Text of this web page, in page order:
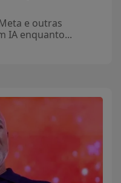
e outras
IA enquanto...